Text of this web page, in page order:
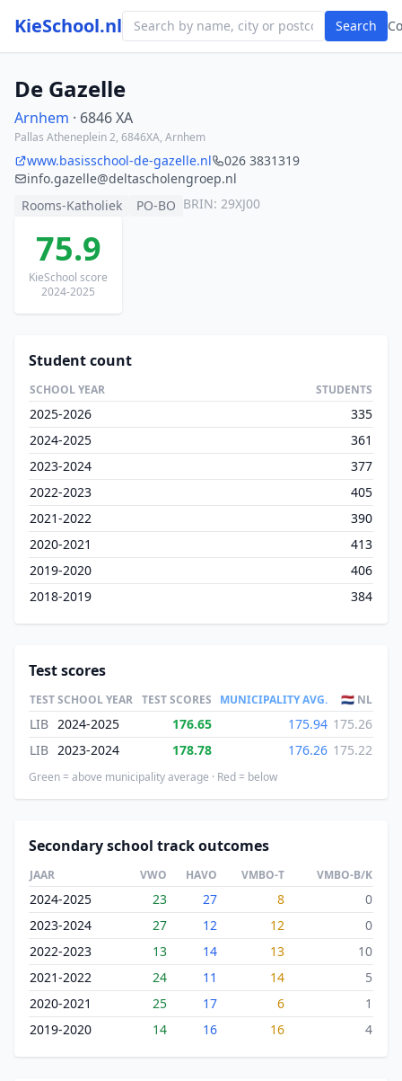
KieSchool.nl Search
De Gazelle
Arnhem · 6846 XA
Pallas Atheneplein 2, 6846XA, Arnhem
www.basisschool-de-gazelle.nl
026 3831319
info.gazelle@deltascholengroep.nl
Rooms-Katholiek
PO-BO BRIN: 29XJ00
75.9
KieSchool score
2024-2025
Student count
SCHOOL YEAR STUDENTS
2025-2026
335
2024-2025
361
2023-2024
377
2022-2023
405
2021-2022
390
2020-2021
413
2019-2020
406
2018-2019
384
Test scores
TESTSCHOOL YEAR TEST SCORES MUNICIPALITY AVG. 🇳🇱 NL
LIB 2024-2025 176.65 175.94 175.26
LIB 2023-2024 178.78 176.26 175.22
Green = above municipality average · Red = below
Secondary school track outcomes
JAAR VWO HAVO VMBO-T VMBO-B/K
2024-2025 23 27 8
0
2023-2024
27 12 12
0
2022-2023
13 14 13
10
2021-2022
24 11 14
5
2020-2021
25 17 6
1
2019-2020
14 16 16 4